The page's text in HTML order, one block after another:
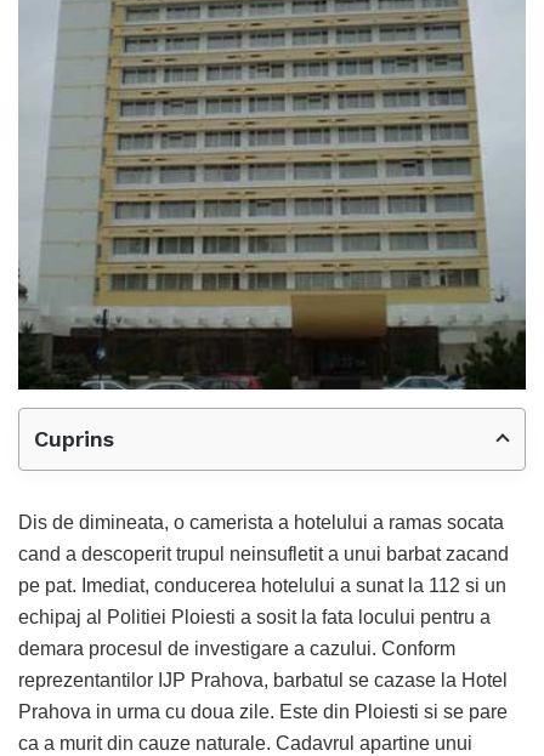
Cuprins
Dis de dimineata, o camerista a hotelului a ramas socata
cand a descoperit trupul neinsufletit a unui barbat zacand
pe pat. Imediat, conducerea hotelului a sunat la 112 si un
echipaj al Politiei Ploiesti a sosit la fata locului pentru a
demara procesul de investigare a cazului. Conform
reprezentantilor IJP Prahova, barbatul se cazase la Hotel
Prahova in urma cu doua zile. Este din Ploiesti si se pare
ca a murit din cauze naturale. Cadavrul apartine unui